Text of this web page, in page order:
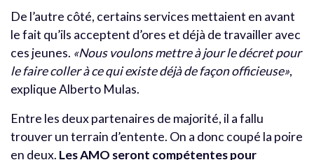
De l’autre côté, certains services mettaient en avant
le fait qu’ils acceptent d’ores et déjà de travailler avec
ces jeunes. «Nous voulons mettre à jour le décret pour
le faire coller à ce qui existe déjà de façon officieuse»,
explique Alberto Mulas.
Entre les deux partenaires de majorité, il a fallu
trouver un terrain d’entente. On a donc coupé la poire
en deux. Les AMO seront compétentes pour